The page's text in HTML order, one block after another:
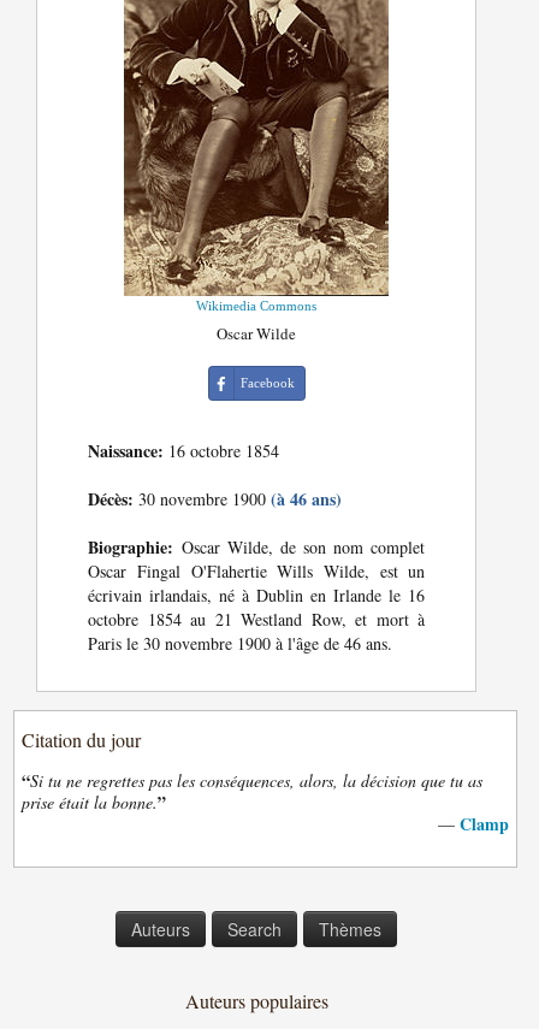
Wikimedia Commons
Oscar Wilde
Facebook
Naissance: 16 octobre 1854
Décès: 30 novembre 1900(à 46 ans)
Biographie: Oscar Wilde, de son nom complet
Oscar Fingal O'Flahertie Wills Wilde, est un
écrivain irlandais, né à Dublin en Irlande le 16
octobre 1854 au 21 Westland Row, et mort à
Paris le 30 novembre 1900 à l'âge de 46 ans.
Citation du jour
“Si tu ne regrettes pas les conséquences, alors, la décision que tu as
prise était la bonne.”
— Clamp
Auteurs Search Thèmes
Auteurs populaires